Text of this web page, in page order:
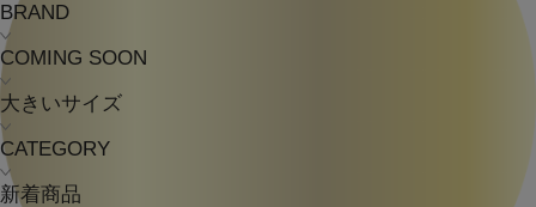
BRAND
COMING SOON
大きいサイズ
CATEGORY
新着商品